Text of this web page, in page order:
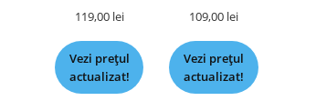
119,00 lei
Vezi prețul
actualizat!
109,00 lei
Vezi prețul
actualizat!